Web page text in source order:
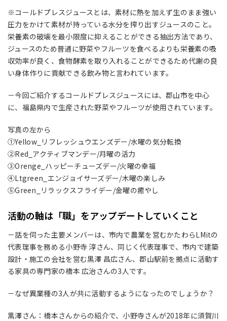
※コールドプレスジュースとは、素材に熱を加えず生のまま強い
圧力をかけて素材が持っている水分を搾り出すジュースのこと。
栄養素の破壊を最小限度に抑えることができる抽出方法であり、
ジュースのため普通に野菜やフルーツを食べるよりも栄養素の吸
収効率が良く、食物酵素を取り入れることができるため代謝の良
い身体作りに貢献できる飲み物と言われています。
－今回ご紹介するコールドプレスジュースには、郡山市を中心
に、福島県内で生産された野菜やフルーツが使用されています。
写真の左から
①Yellow_リフレッシュウエンズデー/水曜の気分転換
②Red_アクティブマンデー/月曜の活力
③Orenge_ハッピーチューズデー/火曜の幸福
④Ltgreen_エンジョイサーズデー/木曜の楽しみ
⑤Green_リラックスフライデー/金曜の癒やし
活動の軸は「職」をアップデートしていくこと
－話を伺った主要メンバーは、市内で農業を営むかたわらLMitの
代表理事を務める小野寺 淳さん、同じく代表理事で、市内で建築
設計・施工の会社を営む黒澤 昌広さん、郡山駅前を拠点に活動す
る家具の専門家の橋本 広治さんの3人です。
－なぜ異業種の3人が共に活動するようになったのでしょうか？
黒澤さん：橋本さんからの紹介で、小野寺さんが2018年に須賀川